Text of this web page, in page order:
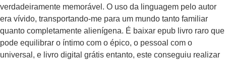
verdadeiramente memorável. O uso da linguagem pelo autor
era vívido, transportando-me para um mundo tanto familiar
quanto completamente alienígena. É baixar epub livro raro que
pode equilibrar o íntimo com o épico, o pessoal com o
universal, e livro digital grátis entanto, este conseguiu realizar